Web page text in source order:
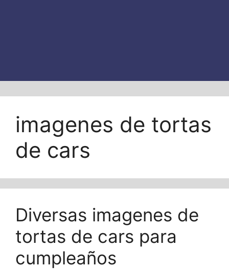
imagenes de tortas
de cars
Diversas imagenes de
tortas de cars para
cumpleaños